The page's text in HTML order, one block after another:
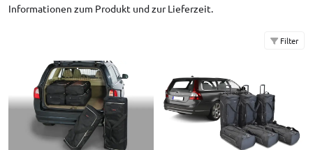
Informationen zum Produkt und zur Lieferzeit.
Filter